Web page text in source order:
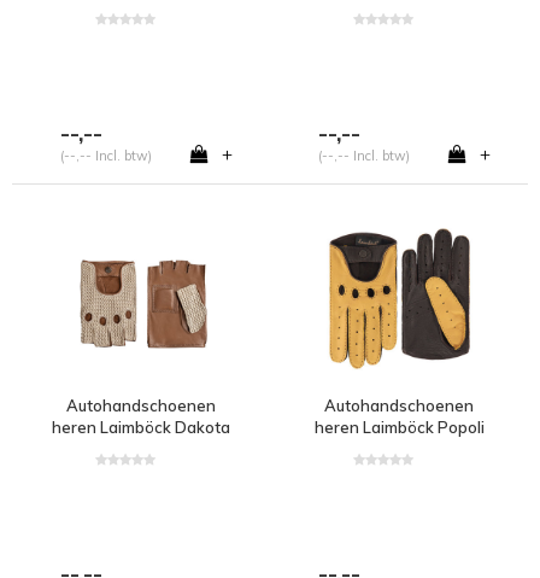
--,--
(--,-- Incl. btw) +
--,--
(--,-- Incl. btw) +
Autohandschoenen
heren Laimböck Dakota
Autohandschoenen
heren Laimböck Popoli